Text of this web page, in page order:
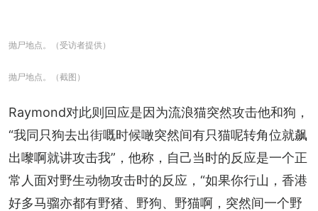
抛尸地点。（受访者提供）
抛尸地点。（截图）
Raymond对此则回应是因为流浪猫突然攻击他和狗，
“我同只狗去出街嘅时候噉突然间有只猫呢转角位就飙
出嚟啊就讲攻击我”，他称，自己当时的反应是一个正
常人面对野生动物攻击时的反应，“如果你行山，香港
好多马骝亦都有野猪、野狗、野猫啊，突然间一个野